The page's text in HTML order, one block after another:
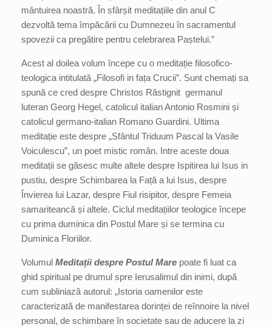
mântuirea noastră. În sfârșit meditațiile din anul C
dezvoltă tema împăcării cu Dumnezeu în sacramentul
spovezii ca pregătire pentru celebrarea Paștelui.”
Acest al doilea volum începe cu o meditație filosofico-
teologica intitulată „Filosofi in fața Crucii”. Sunt chemați sa
spună ce cred despre Christos Răstignit germanul
luteran Georg Hegel, catolicul italian Antonio Rosmini și
catolicul germano-italian Romano Guardini. Ultima
meditație este despre „Sfântul Triduum Pascal la Vasile
Voiculescu”, un poet mistic român. Intre aceste doua
meditații se găsesc multe altele despre Ispitirea lui Isus in
pustiu, despre Schimbarea la Față a lui Isus, despre
Învierea lui Lazar, despre Fiul risipitor, despre Femeia
samariteancă și altele. Ciclul meditațiilor teologice începe
cu prima duminica din Postul Mare și se termina cu
Duminica Floriilor.
Volumul Meditații despre Postul Mare poate fi luat ca
ghid spiritual pe drumul spre Ierusalimul din inimi, după
cum subliniază autorul: „Istoria oamenilor este
caracterizată de manifestarea dorinței de reînnoire la nivel
personal, de schimbare în societate sau de aducere la zi